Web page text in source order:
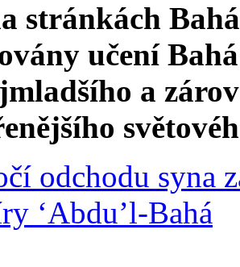
stránkách
učení
a
odchodu syna
‘Abdu’l-Bahá